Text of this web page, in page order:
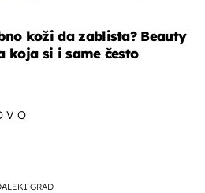
koži da zablista? Beauty
koja si i same često
GRAD